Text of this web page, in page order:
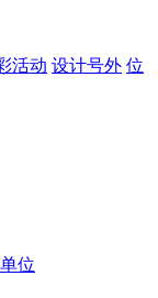
活动 设计号外 位
位